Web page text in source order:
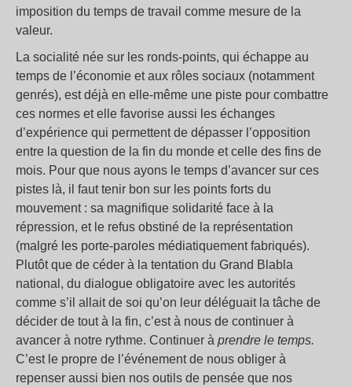
imposition du temps de travail comme mesure de la
valeur.
La socialité née sur les ronds-points, qui échappe au
temps de l’économie et aux rôles sociaux (notamment
genrés), est déjà en elle-même une piste pour combattre
ces normes et elle favorise aussi les échanges
d’expérience qui permettent de dépasser l’opposition
entre la question de la fin du monde et celle des fins de
mois. Pour que nous ayons le temps d’avancer sur ces
pistes là, il faut tenir bon sur les points forts du
mouvement : sa magnifique solidarité face à la
répression, et le refus obstiné de la représentation
(malgré les porte-paroles médiatiquement fabriqués).
Plutôt que de céder à la tentation du Grand Blabla
national, du dialogue obligatoire avec les autorités
comme s’il allait de soi qu’on leur déléguait la tâche de
décider de tout à la fin, c’est à nous de continuer à
avancer à notre rythme. Continuer à prendre le temps.
C’est le propre de l’événement de nous obliger à
repenser aussi bien nos outils de pensée que nos